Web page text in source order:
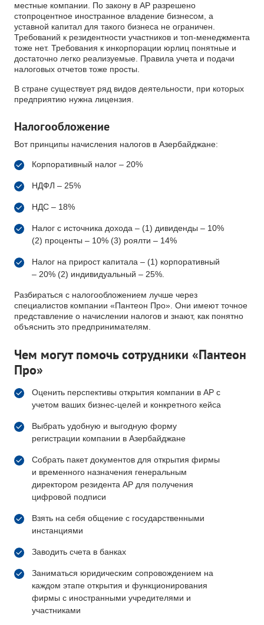
местные компании. По закону в АР разрешено
стопроцентное иностранное владение бизнесом, а
уставной капитал для такого бизнеса не ограничен.
Требований к резидентности участников и топ-менеджмента
тоже нет. Требования к инкорпорации юрлиц понятные и
достаточно легко реализуемые. Правила учета и подачи
налоговых отчетов тоже просты.
В стране существует ряд видов деятельности, при которых
предприятию нужна лицензия.
Налогообложение
Вот принципы начисления налогов в Азербайджане:
Корпоративный налог – 20%
НДФЛ – 25%
НДС – 18%
Налог с источника дохода – (1) дивиденды – 10%
(2) проценты – 10% (3) роялти – 14%
Налог на прирост капитала – (1) корпоративный
– 20% (2) индивидуальный – 25%.
Разбираться с налогообложением лучше через
специалистов компании «Пантеон Про». Они имеют точное
представление о начислении налогов и знают, как понятно
объяснить это предпринимателям.
Чем могут помочь сотрудники «Пантеон
Про»
Оценить перспективы открытия компании в АР с
учетом ваших бизнес-целей и конкретного кейса
Выбрать удобную и выгодную форму
регистрации компании в Азербайджане
Собрать пакет документов для открытия фирмы
и временного назначения генеральным
директором резидента АР для получения
цифровой подписи
Взять на себя общение с государственными
инстанциями
Заводить счета в банках
Заниматься юридическим сопровождением на
каждом этапе открытия и функционирования
фирмы с иностранными учредителями и
участниками